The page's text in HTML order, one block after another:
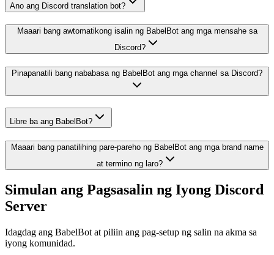
Ano ang Discord translation bot?
Maaari bang awtomatikong isalin ng BabelBot ang mga mensahe sa
Discord?
Pinapanatili bang nababasa ng BabelBot ang mga channel sa Discord?
Libre ba ang BabelBot?
Maaari bang panatilihing pare-pareho ng BabelBot ang mga brand name
at termino ng laro?
Simulan ang Pagsasalin ng Iyong Discord
Server
Idagdag ang BabelBot at piliin ang pag-setup ng salin na akma sa
iyong komunidad.